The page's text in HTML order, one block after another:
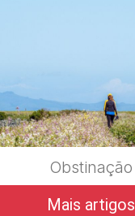
Obstinação
Mais artigos